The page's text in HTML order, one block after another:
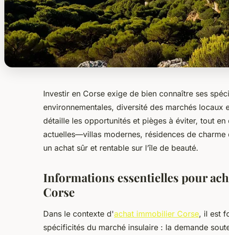
Investir en Corse exige de bien connaître ses
environnementales, diversité des marchés
détaille les opportunités et pièges à éviter, tout
actuelles—villas modernes, résidences de
un achat sûr et rentable sur l’île de beauté.
Informations essentielles pour
Corse
Dans le contexte d'achat immobilier Corse, il est
spécificités du marché insulaire : la demande